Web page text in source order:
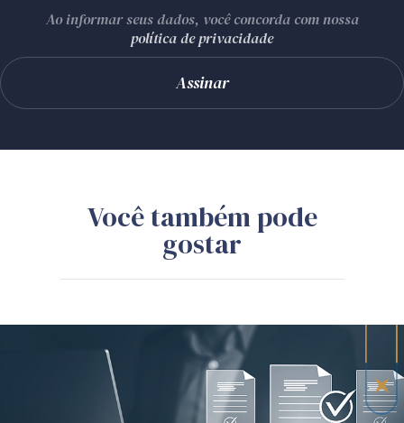
Ao informar seus dados, você concorda com nossa
política de privacidade
Você também pode
gostar